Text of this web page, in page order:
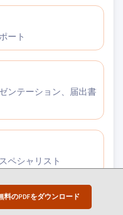
料のPDFをダウンロード
ート
ンテーション、届出書
ペシャリスト